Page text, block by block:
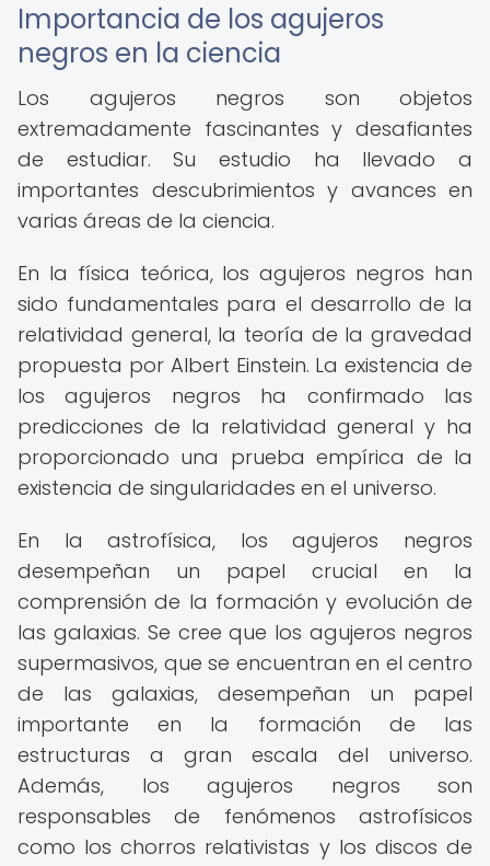
Importancia de los agujeros
negros en la ciencia
Los agujeros negros son objetos
extremadamente fascinantes y desafiantes
de estudiar. Su estudio ha llevado a
importantes descubrimientos y avances en
varias áreas de la ciencia.
En la física teórica, los agujeros negros han
sido fundamentales para el desarrollo de la
relatividad general, la teoría de la gravedad
propuesta por Albert Einstein. La existencia de
los agujeros negros ha confirmado las
predicciones de la relatividad general y ha
proporcionado una prueba empírica de la
existencia de singularidades en el universo.
En la astrofísica, los agujeros negros
desempeñan un papel crucial en la
comprensión de la formación y evolución de
las galaxias. Se cree que los agujeros negros
supermasivos, que se encuentran en el centro
de las galaxias, desempeñan un papel
importante en la formación de las
estructuras a gran escala del universo.
Además, los agujeros negros son
responsables de fenómenos astrofísicos
como los chorros relativistas y los discos de